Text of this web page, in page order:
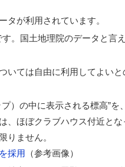
タが利用されています。
。国土地理院のデータと言
いては自由に利用してよいと
）の中に表示される標高”を
ほぼクラブハウス付近とな
りません。
採用 （参考画像）